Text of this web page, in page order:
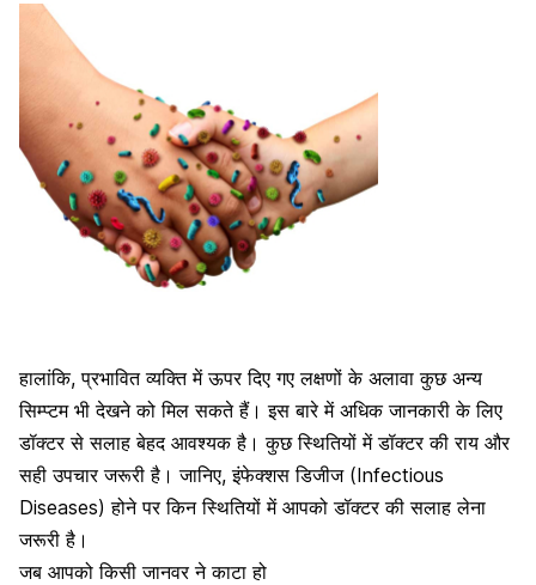
हालांकि, प्रभावित व्यक्ति में ऊपर दिए गए लक्षणों के अलावा कुछ अन्य
सिम्प्टम भी देखने को मिल सकते हैं। इस बारे में अधिक जानकारी के लिए
डॉक्टर से सलाह बेहद आवश्यक है। कुछ स्थितियों में डॉक्टर की राय और
सही उपचार जरूरी है। जानिए, इंफेक्शस डिजीज (Infectious
Diseases) होने पर किन स्थितियों में आपको डॉक्टर की सलाह लेना
जरूरी है।
जब आपको किसी जानवर ने काटा हो